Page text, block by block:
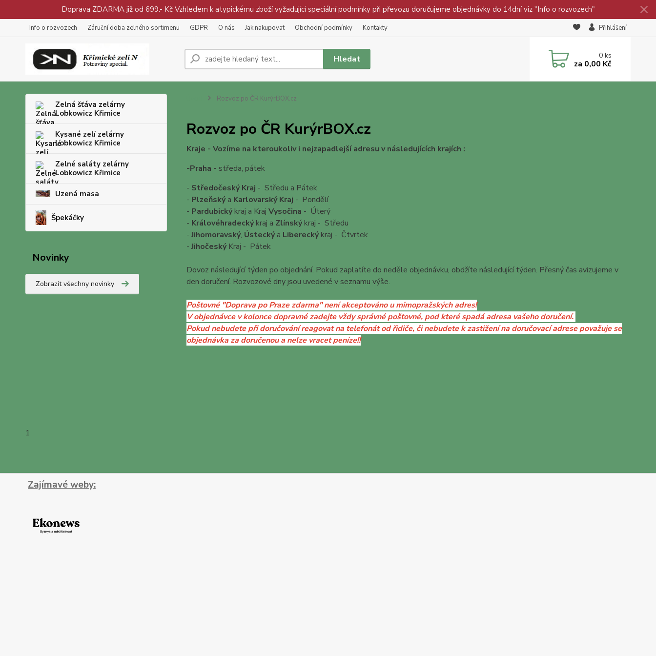
Doprava ZDARMA již od 699.- Kč Vzhledem k atypickému zboží vyžadující speciální podmínky při převozu doručujeme objednávky do 14dní viz "Info o rozvozech"
Info o rozvozech Záruční doba zelného sortimenu GDPR O nás Jak nakupovat Obchodní podmínky Kontakty Přihlášení
Hledat 0ks
za 0,00 Kč
Zelná šťáva zelárny
Lobkowicz Křimice
Kysané zelí zelárny
Lobkowicz Křimice
Zelné saláty zelárny
Lobkowicz Křimice
Uzená masa
Špekáčky
Novinky
Zobrazit všechny novinky
1
Rozvoz po ČR KurýrBOX.cz
Rozvoz po ČR KurýrBOX.cz
Kraje - Vozíme na kteroukoliv i nejzapadlejší adresu v následujících krajích :
-Praha - středa, pátek
- Středočeský Kraj - Středu a Pátek
- Plzeňskýa Karlovarský Kraj - Pondělí
- Pardubickýkraj a Kraj Vysočina - Úterý
- Královéhradeckýkraj a Zlínskýkraj - Středu
-Jihomoravský, Ústeckýa Libereckýkraj - Čtvrtek
-JihočeskýKraj - Pátek
Dovoz následující týden po objednání. Pokud zaplatíte do neděle objednávku, obdžíte následující týden. Přesný čas avizujeme v
den doručení. Rozvozové dny jsou uvedené v seznamu výše.
Poštovné "Doprava po Praze zdarma" není akceptováno u mimopražských adres!
V objednávce v kolonce dopravné zadejte vždy správné poštovné, pod které spadá adresa vašeho doručení.
Pokud nebudete při doručování reagovat na telefonát od řidiče, či nebudete k zastižení na doručovací adrese považuje se
objednávka za doručenou a nelze vracet peníze!!
Zajímavé weby: